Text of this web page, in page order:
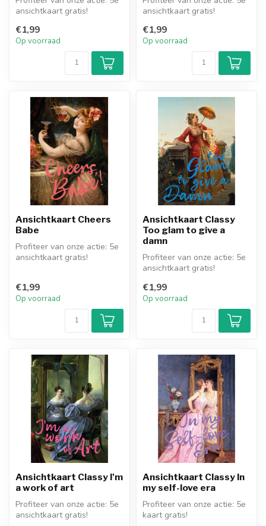
ansichtkaart gratis!
€1,99
Op voorraad
ansichtkaart gratis!
€1,99
Op voorraad
Ansichtkaart Cheers
Babe
Profiteer van onze actie: 5e
ansichtkaart gratis!
€1,99
Op voorraad
Ansichtkaart Classy
Too glam to give a
damn
Profiteer van onze actie: 5e
ansichtkaart gratis!
€1,99
Op voorraad
Ansichtkaart Classy I'm
a work of art
Profiteer van onze actie: 5e
ansichtkaart gratis!
Ansichtkaart Classy In
my self-love era
Profiteer van onze actie: 5e
kaart gratis!